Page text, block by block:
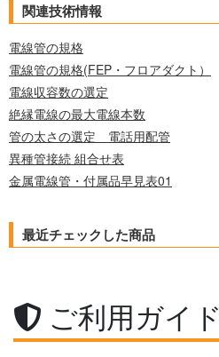
関連技術情報
電線管の規格
電線管の規格(FEP・フロアダクト）
電線収容数の選定
絶縁電線の最大電線本数
管の太さの選定 電話用配管
異種管接続 組合せ表
金属電線管・付属品早見表01
最近チェックした商品
ご利用ガイド